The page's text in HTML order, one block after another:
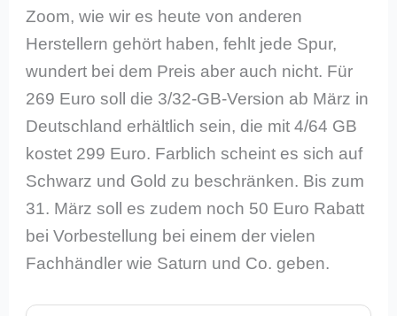
Zoom, wie wir es heute von anderen
Herstellern gehört haben, fehlt jede Spur,
wundert bei dem Preis aber auch nicht. Für
269 Euro soll die 3/32-GB-Version ab März in
Deutschland erhältlich sein, die mit 4/64 GB
kostet 299 Euro. Farblich scheint es sich auf
Schwarz und Gold zu beschränken. Bis zum
31. März soll es zudem noch 50 Euro Rabatt
bei Vorbestellung bei einem der vielen
Fachhändler wie Saturn und Co. geben.